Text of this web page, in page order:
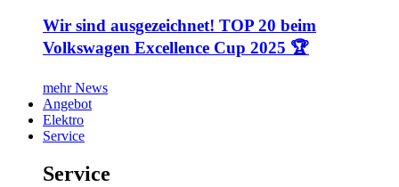
Wir sind ausgezeichnet! TOP 20 beim
Volkswagen Excellence Cup 2025 🏆
mehr News
Angebot
Elektro
Service
Service